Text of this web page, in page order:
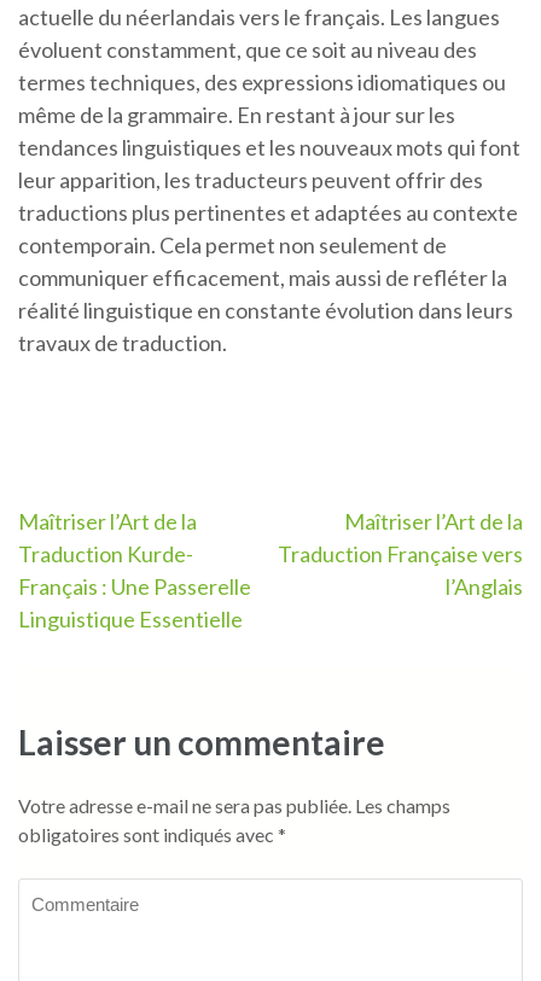
actuelle du néerlandais vers le français. Les langues
évoluent constamment, que ce soit au niveau des
termes techniques, des expressions idiomatiques ou
même de la grammaire. En restant à jour sur les
tendances linguistiques et les nouveaux mots qui font
leur apparition, les traducteurs peuvent offrir des
traductions plus pertinentes et adaptées au contexte
contemporain. Cela permet non seulement de
communiquer efficacement, mais aussi de refléter la
réalité linguistique en constante évolution dans leurs
travaux de traduction.
Navigation
de
l’article
Maîtriser l’Art de la
Traduction Kurde-
Français : Une Passerelle
Linguistique Essentielle
Maîtriser l’Art de la
Traduction Française vers
l’Anglais
Laisser un commentaire
Votre adresse e-mail ne sera pas publiée. Les champs
obligatoires sont indiqués avec *